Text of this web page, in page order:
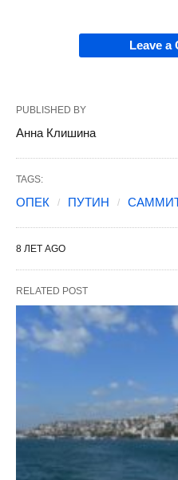
Leave a
PUBLISHED BY
Анна Клишина
TAGS:
ОПЕК ПУТИН
8 ЛЕТ AGO
RELATED POST